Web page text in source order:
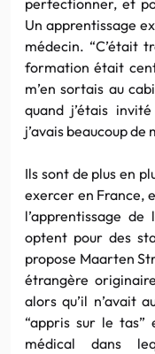
Un apprentissage
médecin. “C’était
formation était
m’en sortais au
quand j’étais
j’avais beaucoup
Ils sont de plus en
exercer en France,
l’apprentissage
optent pour des
propose Maarten
étrangère
alors qu’il n’avait
“appris sur le
médical dans